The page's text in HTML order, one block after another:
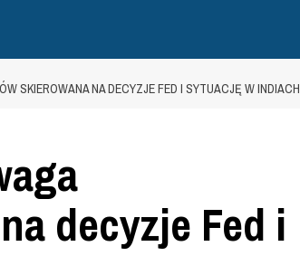
SKIEROWANA NA DECYZJE FED I SYTUACJĘ W INDIACH
decyzje Fed i